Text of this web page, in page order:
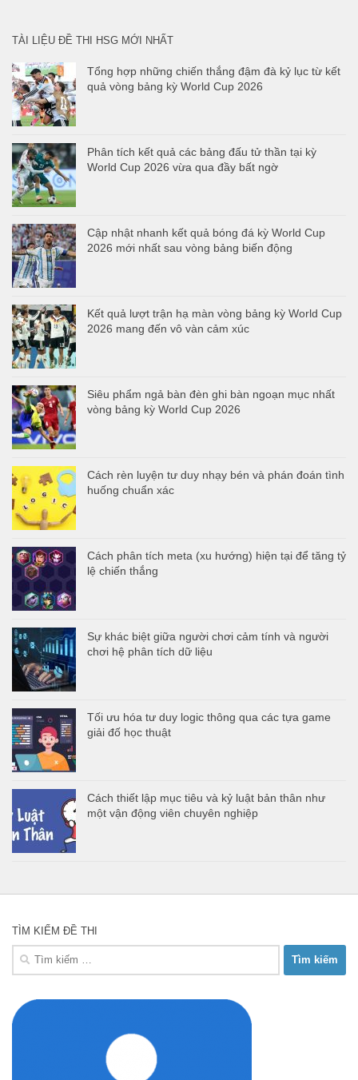
TÀI LIỆU ĐỀ THI HSG MỚI NHẤT
Tổng hợp những chiến thắng đậm đà kỷ lục từ kết
quả vòng bảng kỳ World Cup 2026
Phân tích kết quả các bảng đấu tử thần tại kỳ
World Cup 2026 vừa qua đầy bất ngờ
Cập nhật nhanh kết quả bóng đá kỳ World Cup
2026 mới nhất sau vòng bảng biến động
Kết quả lượt trận hạ màn vòng bảng kỳ World Cup
2026 mang đến vô vàn cảm xúc
Siêu phẩm ngả bàn đèn ghi bàn ngoạn mục nhất
vòng bảng kỳ World Cup 2026
Cách rèn luyện tư duy nhạy bén và phán đoán tình
huống chuẩn xác
Cách phân tích meta (xu hướng) hiện tại để tăng tỷ
lệ chiến thắng
Sự khác biệt giữa người chơi cảm tính và người
chơi hệ phân tích dữ liệu
Tối ưu hóa tư duy logic thông qua các tựa game
giải đố học thuật
Cách thiết lập mục tiêu và kỷ luật bản thân như
một vận động viên chuyên nghiệp
TÌM KIẾM ĐỀ THI
Tìm